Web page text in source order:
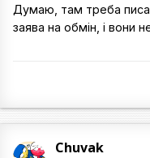
Думаю, там треба
заява на обмін, і вони
Chuvak